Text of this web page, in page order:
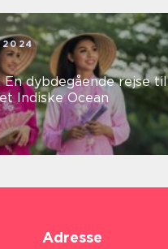
2024
En dybdegående rejse til
Indiske Ocean
Adresse